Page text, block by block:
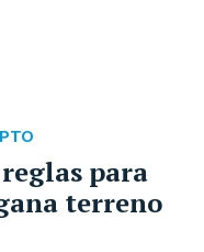
para
terreno